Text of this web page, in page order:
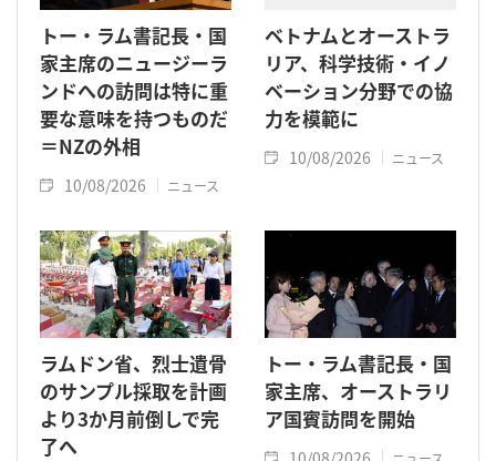
トー・ラム書記長・国
家主席のニュージーラ
ンドへの訪問は特に重
要な意味を持つものだ
＝NZの外相
10/08/2026 ニュース
ベトナムとオーストラ
リア、科学技術・イノ
ベーション分野での協
力を模範に
10/08/2026 ニュース
ラムドン省、烈士遺骨
のサンプル採取を計画
より3か月前倒しで完
了へ
トー・ラム書記長・国
家主席、オーストラリ
ア国賓訪問を開始